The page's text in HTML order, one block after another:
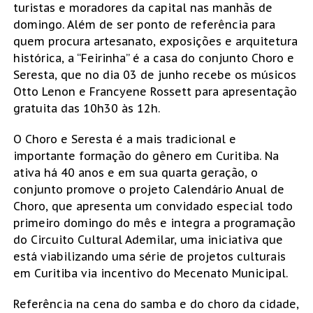
turistas e moradores da capital nas manhãs de
domingo. Além de ser ponto de referência para
quem procura artesanato, exposições e arquitetura
histórica, a “Feirinha” é a casa do conjunto Choro e
Seresta, que no dia 03 de junho recebe os músicos
Otto Lenon e Francyene Rossett para apresentação
gratuita das 10h30 às 12h.
O Choro e Seresta é a mais tradicional e
importante formação do gênero em Curitiba. Na
ativa há 40 anos e em sua quarta geração, o
conjunto promove o projeto Calendário Anual de
Choro, que apresenta um convidado especial todo
primeiro domingo do mês e integra a programação
do Circuito Cultural Ademilar, uma iniciativa que
está viabilizando uma série de projetos culturais
em Curitiba via incentivo do Mecenato Municipal.
Referência na cena do samba e do choro da cidade,